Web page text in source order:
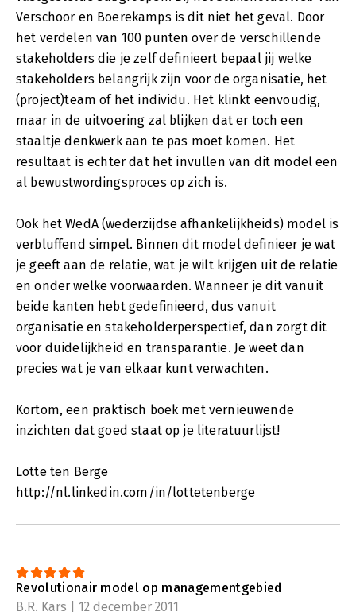
Verschoor en Boerekamps is dit niet het geval. Door
het verdelen van 100 punten over de verschillende
stakeholders die je zelf definieert bepaal jij welke
stakeholders belangrijk zijn voor de organisatie, het
(project)team of het individu. Het klinkt eenvoudig,
maar in de uitvoering zal blijken dat er toch een
staaltje denkwerk aan te pas moet komen. Het
resultaat is echter dat het invullen van dit model een
al bewustwordingsproces op zich is.
Ook het WedA (wederzijdse afhankelijkheids) model is
verbluffend simpel. Binnen dit model definieer je wat
je geeft aan de relatie, wat je wilt krijgen uit de relatie
en onder welke voorwaarden. Wanneer je dit vanuit
beide kanten hebt gedefinieerd, dus vanuit
organisatie en stakeholderperspectief, dan zorgt dit
voor duidelijkheid en transparantie. Je weet dan
precies wat je van elkaar kunt verwachten.
Kortom, een praktisch boek met vernieuwende
inzichten dat goed staat op je literatuurlijst!
Lotte ten Berge
http://nl.linkedin.com/in/lottetenberge
Revolutionair model op managementgebied
B.R. Kars | 12 december 2011